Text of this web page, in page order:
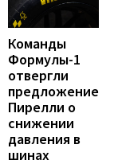
Команды
Формулы-1
отвергли
предложение
Пирелли о
снижении
давления в
шинах